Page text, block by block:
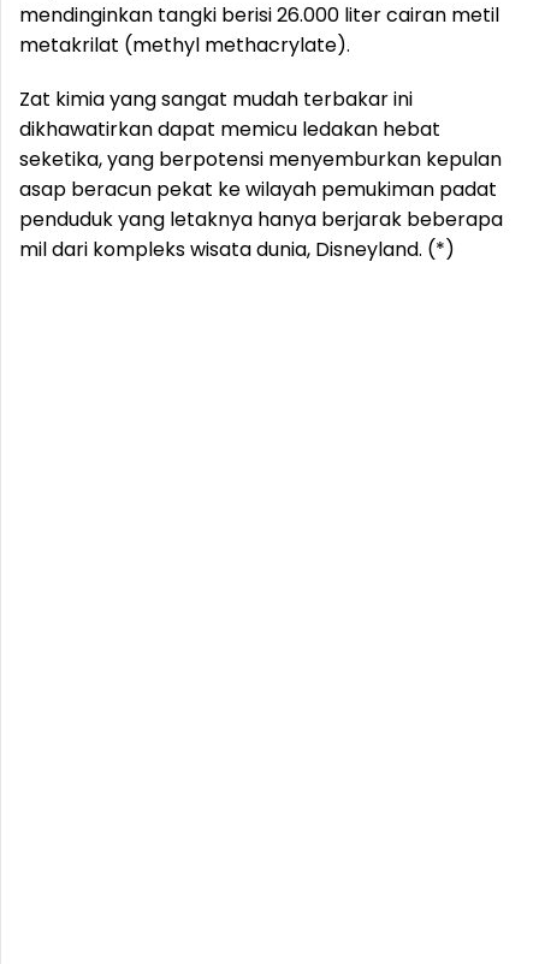
mendinginkan tangki berisi 26.000 liter cairan metil
metakrilat (methyl methacrylate).
Zat kimia yang sangat mudah terbakar ini
dikhawatirkan dapat memicu ledakan hebat
seketika, yang berpotensi menyemburkan kepulan
asap beracun pekat ke wilayah pemukiman padat
penduduk yang letaknya hanya berjarak beberapa
mil dari kompleks wisata dunia, Disneyland. (*)